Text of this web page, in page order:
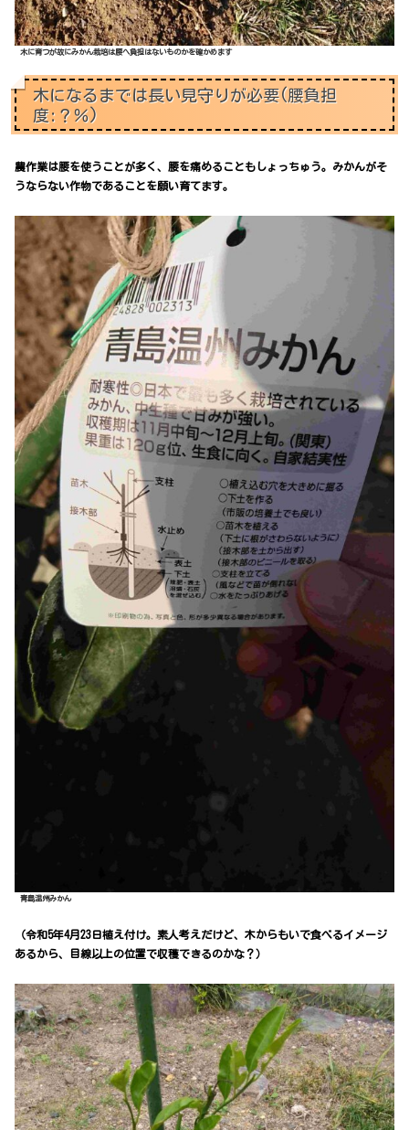
木に育つが故にみかん栽培は腰へ負担はないものかを確かめます
木になるまでは長い見守りが必要(腰負担
度:？％)
農作業は腰を使うことが多く、腰を痛めることもしょっちゅう。みかんがそ
うならない作物であることを願い育てます。
青島温州みかん
（令和5年4月23日植え付け。素人考えだけど、木からもいで食べるイメージ
あるから、目線以上の位置で収穫できるのかな？）